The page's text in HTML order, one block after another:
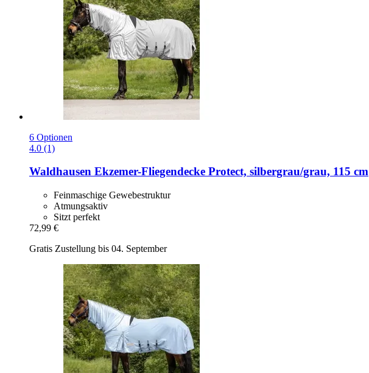
6 Optionen
4.0 (1)
Waldhausen Ekzemer-​Fliegendecke Protect, silbergrau/grau, 115 cm
Feinmaschige Gewebestruktur
Atmungsaktiv
Sitzt perfekt
72,99 €
Gratis Zustellung bis 04. September